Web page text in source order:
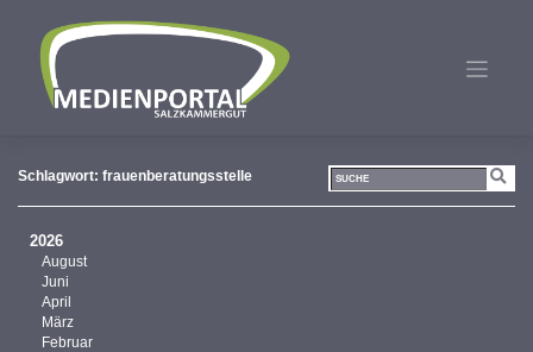
springen
Schlagwort: frauenberatungsstelle
2026
August
Juni
April
März
Februar